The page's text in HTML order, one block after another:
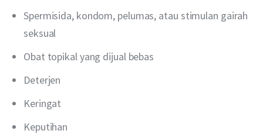
Spermisida, kondom, pelumas, atau stimulan gairah
seksual
Obat topikal yang dijual bebas
Deterjen
Keringat
Keputihan